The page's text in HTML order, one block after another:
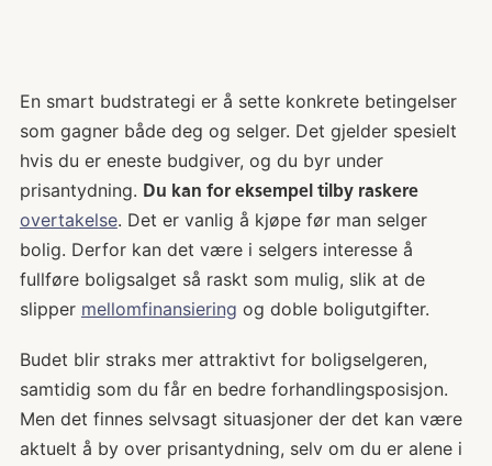
En smart budstrategi er å sette konkrete betingelser
som gagner både deg og selger. Det gjelder spesielt
hvis du er eneste budgiver, og du byr under
prisantydning. Du kan for eksempel tilby raskere
overtakelse. Det er vanlig å kjøpe før man selger
bolig. Derfor kan det være i selgers interesse å
fullføre boligsalget så raskt som mulig, slik at de
slipper mellomfinansiering og doble boligutgifter.
Budet blir straks mer attraktivt for boligselgeren,
samtidig som du får en bedre forhandlingsposisjon.
Men det finnes selvsagt situasjoner der det kan være
aktuelt å by over prisantydning, selv om du er alene i